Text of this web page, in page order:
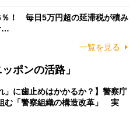
％！ 毎日5万円超の延滞税が積み
…
一覧を見る
ポンの活路」
」に歯止めはかかるか？】警察庁
む「警察組織の構造改革」 実